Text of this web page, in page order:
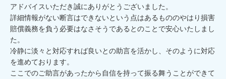
アドバイスいただき誠にありがとうございました。
詳細情報がない断言はできないという点はあるもののやはり損害
賠償義務を負う必要はなさそうであるとのことで安心いたしまし
た。
冷静に淡々と対応すれば良いとの助言を活かし、そのように対応
を進めております。
ここでのご助言があったから自信を持って振る舞うことができて